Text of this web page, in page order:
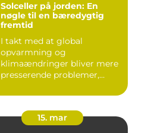
Solceller på jorden: En
nøgle til en bæredygtig
fremtid
I takt med at global
opvarmning og
klimaændringer bliver mere
presserende problemer,
15. mar